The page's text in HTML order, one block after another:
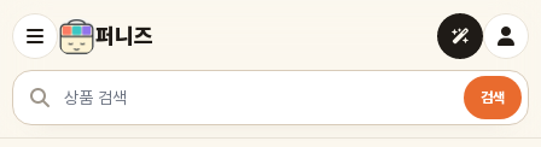
퍼니즈
상품 검색
검색